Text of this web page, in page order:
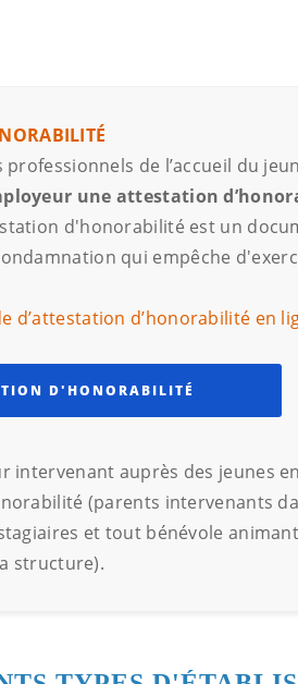
professionnels de l’accueil du
une attestation
d'honorabilité est un
qui empêche
d’attestation d’honorabilité en
D'HONORABILITÉ
intervenant auprès des jeunes
(parents intervenants
et tout bénévole
structure).